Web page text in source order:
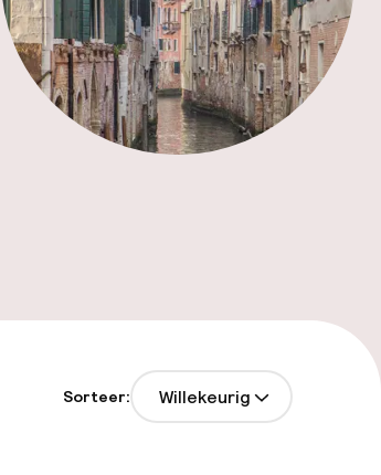
Sorteer: Willekeurig